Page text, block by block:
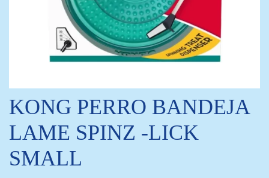
KONG PERRO BANDEJA
LAME SPINZ -LICK
SMALL